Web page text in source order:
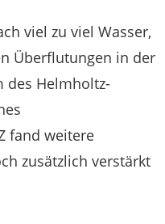
viel zu viel Wasser,
Überflutungen in der
des Helmholtz-
fand weitere
zusätzlich verstärkt